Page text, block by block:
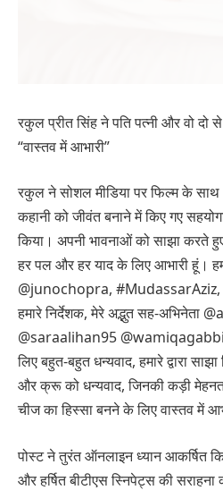
रकुल प्रीत सिंह ने पति पत्नी और वो दो से
“वास्तव में आभारी”
रकुल ने सोशल मीडिया पर फिल्म के साथ
कहानी को जीवंत बनाने में किए गए
किया। अपनी भावनाओं को साझा करते
हर पल और हर याद के लिए आभारी हूं।
@junochopra, #MudassarAziz,
हमारे निर्देशक, मेरे अद्भुत सह-अभिनेता
@saraalihan95 @wamiqagabbi
लिए बहुत-बहुत धन्यवाद, हमारे द्वारा
और क्रू को धन्यवाद, जिनकी कड़ी
चीज का हिस्सा बनने के लिए वास्तव में
पोस्ट ने तुरंत ऑनलाइन ध्यान आकर्षित
और हर्षित बीटीएस स्निपेट्स की